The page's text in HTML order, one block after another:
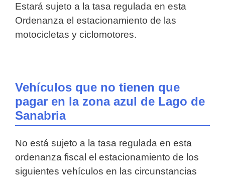
Estará sujeto a la tasa regulada en esta
Ordenanza el estacionamiento de las
motocicletas y ciclomotores.
Vehículos que no tienen que
pagar en la zona azul de Lago de
Sanabria
No está sujeto a la tasa regulada en esta
ordenanza fiscal el estacionamiento de los
siguientes vehículos en las circunstancias